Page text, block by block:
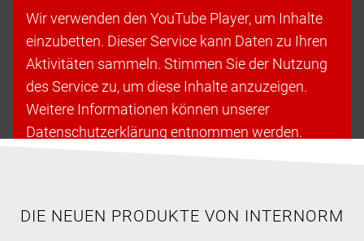
Wir verwenden den YouTube Player, um Inhalte
einzubetten. Dieser Service kann Daten zu Ihren
Aktivitäten sammeln. Stimmen Sie der Nutzung
des Service zu, um diese Inhalte anzuzeigen.
Weitere Informationen können unserer
Datenschutzerklärung entnommen werden.
DIE NEUEN PRODUKTE VON INTERNORM